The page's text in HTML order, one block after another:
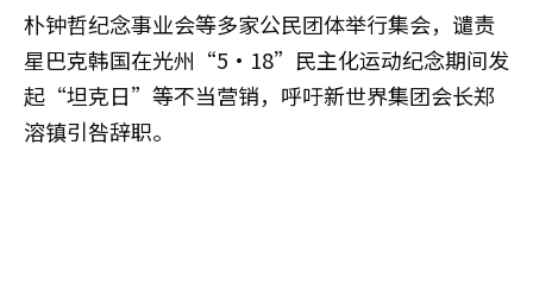
朴钟哲纪念事业会等多家公民团体举行集会，谴责
星巴克韩国在光州“5·18”民主化运动纪念期间发
起“坦克日”等不当营销，呼吁新世界集团会长郑
溶镇引咎辞职。